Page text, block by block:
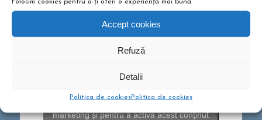
Folosim cookies pentru a-ți oferi o experiență mai bună.
Accept cookies
Refuză
Detalii
Politica de cookiesPolitica de cookies
Dă clic pentru a accepta cookie-urile pentru
marketing și pentru a activa acest conținut